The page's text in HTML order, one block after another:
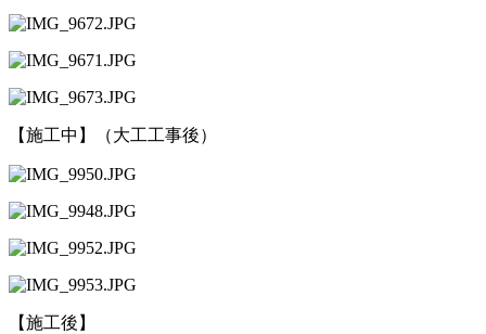
【施工中】（大工工事後）
【施工後】